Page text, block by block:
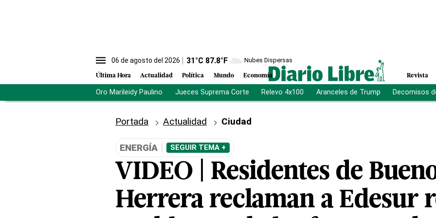
06 de agosto del 2026 31°C 87.8°F Nubes Dispersas
Última Hora Actualidad Política Mundo Economía Revista
Oro Marileidy Paulino Jueces Suprema Corte Relevo 4x100 Aranceles de Trump Decomisos
Portada Actualidad Ciudad
ENERGÍA SEGUIR TEMA +
VIDEO | Residentes de
Herrera reclaman a Edesur